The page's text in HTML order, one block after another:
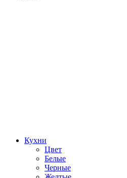
Кухни
Цвет
Белые
Черные